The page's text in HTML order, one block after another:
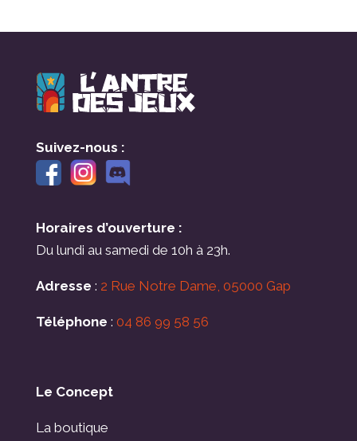
Suivez-nous :
Horaires d’ouverture :
Du lundi au samedi de 10h à 23h.
Adresse : 2 Rue Notre Dame, 05000 Gap
Téléphone : 04 86 99 58 56
Le Concept
La boutique